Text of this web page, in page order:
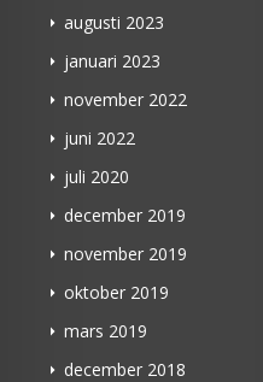
augusti 2023
januari 2023
november 2022
juni 2022
juli 2020
december 2019
november 2019
oktober 2019
mars 2019
december 2018